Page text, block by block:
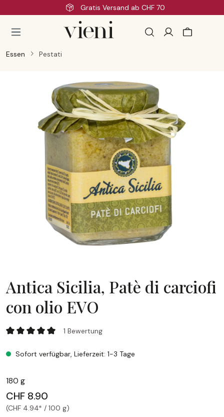
Zum Hauptinhalt springen Schnelle Lieferung
Essen Pestati
Bildergalerie überspringen
Antica Sicilia, Patè di carciofi
con olio EVO
Antica Sicilia, Patè di carciofi con olio EVO
1 Bewertung
Sofort verfügbar, Lieferzeit: 1-3 Tage
180 g
CHF 8.90
(CHF 4.94* / 100 g)